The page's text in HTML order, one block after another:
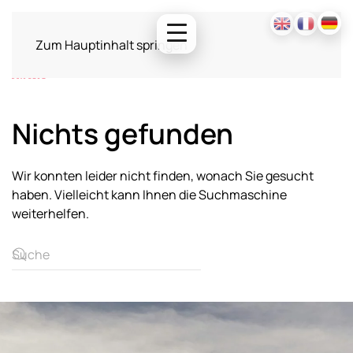
Zum Hauptinhalt springen
Nichts gefunden
Wir konnten leider nicht finden, wonach Sie gesucht
haben. Vielleicht kann Ihnen die Suchmaschine
weiterhelfen.